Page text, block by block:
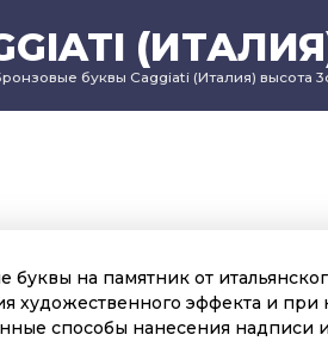
буквы Caggiati (Италия) высота
буквы на памятник от
художественного эффекта и при
способы нанесения надписи